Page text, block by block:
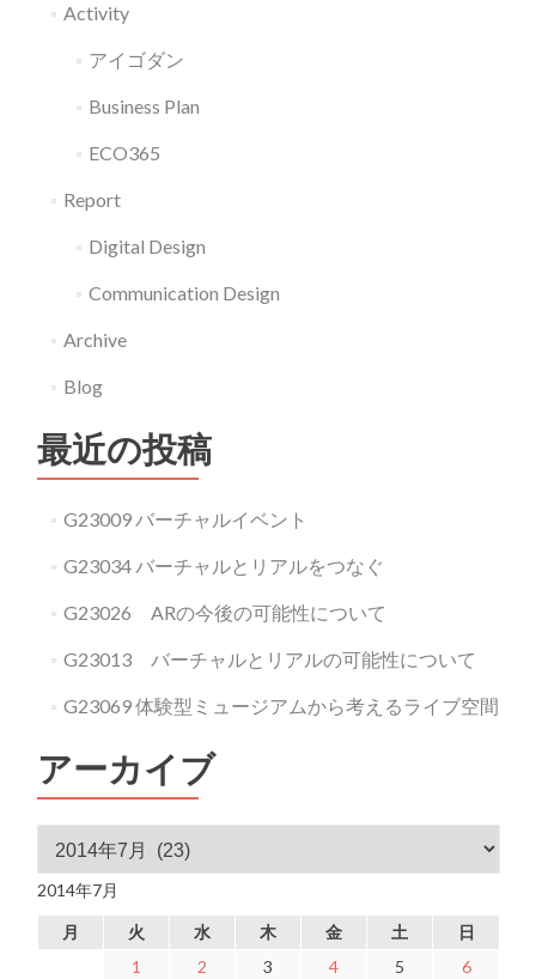
Activity
アイゴダン
Business Plan
ECO365
Report
Digital Design
Communication Design
Archive
Blog
最近の投稿
G23009 バーチャルイベント
G23034 バーチャルとリアルをつなぐ
G23026 ARの今後の可能性について
G23013 バーチャルとリアルの可能性について
G23069 体験型ミュージアムから考えるライブ空間
アーカイブ
アーカイブ
2014年7月
月 火 水 木 金 土
日
1
2 3 4 5
6